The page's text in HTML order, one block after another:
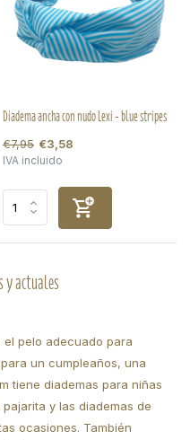
Diadema ancha con nudo Lexi - blue stripes
€7,95 €3,58
IVA incluido
y actuales
pelo adecuado para
un cumpleaños, una
tiene diademas para niñas
y las diademas de
ocasiones. También